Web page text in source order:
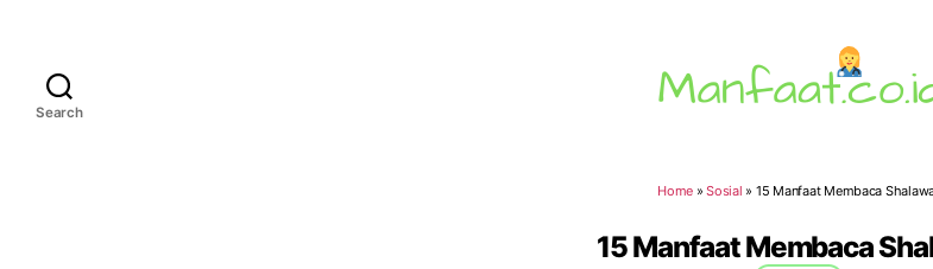
Search
Home »Sosial » 15 Manfaat Membaca
15 Manfaat Membaca